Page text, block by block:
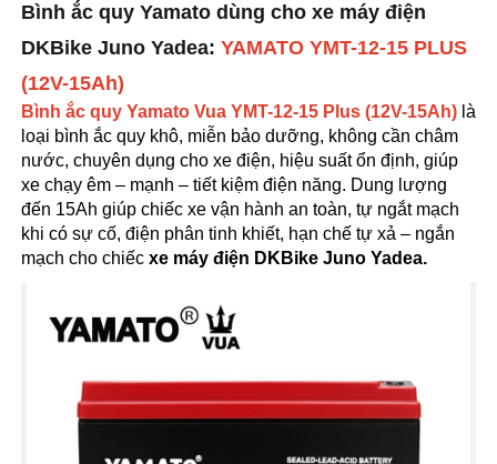
Bình ắc quy Yamato dùng cho xe máy điện
DKBike Juno Yadea: YAMATO YMT-12-15 PLUS
(12V-15Ah)
Bình ắc quy Yamato Vua YMT-12-15 Plus (12V-15Ah) là
loại bình ắc quy khô, miễn bảo dưỡng, không cần châm
nước, chuyên dụng cho xe điện, hiệu suất ổn định, giúp
xe chạy êm – mạnh – tiết kiệm điện năng. Dung lượng
đến 15Ah giúp chiếc xe vận hành an toàn, tự ngắt mạch
khi có sự cố, điện phân tinh khiết, hạn chế tự xả – ngắn
mạch cho chiếc xe máy điện DKBike Juno Yadea.